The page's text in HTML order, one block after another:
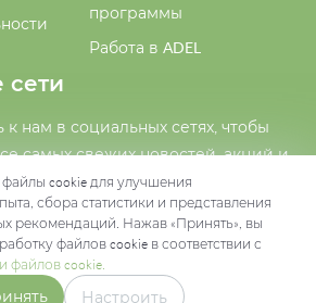
программы
Работа в ADEL
сети
нам в социальных сетях, чтобы
самых свежих новостей, акций и
cookie для улучшения
сбора статистики и представления
рекомендаций. Нажав «Принять», вы
файлов cookie в соответствии с
файлов cookie.
Настроить